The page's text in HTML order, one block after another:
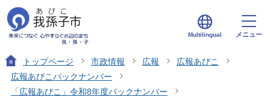
Multilingual メニュー
トップページ 市政情報 広報
広報あびこ
広報あびこバックナンバー
「広報あびこ」令和8年度バックナンバー